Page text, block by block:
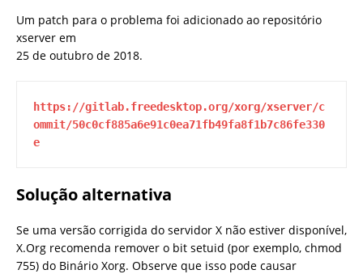
Um patch para o problema foi adicionado ao repositório
xserver em
25 de outubro de 2018.
https://gitlab.freedesktop.org/xorg/xserver/c
ommit/50c0cf885a6e91c0ea71fb49fa8f1b7c86fe330
e
Solução alternativa
Se uma versão corrigida do servidor X não estiver disponível,
X.Org recomenda remover o bit setuid (por exemplo, chmod
755) do Binário Xorg. Observe que isso pode causar